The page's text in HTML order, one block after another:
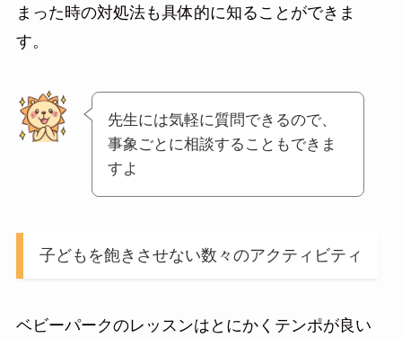
まった時の対処法も具体的に知ることができま
す。
先生には気軽に質問できるので、
事象ごとに相談することもできま
すよ
子どもを飽きさせない数々のアクティビティ
ベビーパークのレッスンはとにかくテンポが良い